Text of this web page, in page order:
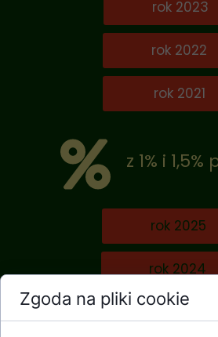
rok 2023
z 1% i
rok 2024
rok 2025
rok 2022
rok 2023
rok 2021
Zgoda na pliki cookie